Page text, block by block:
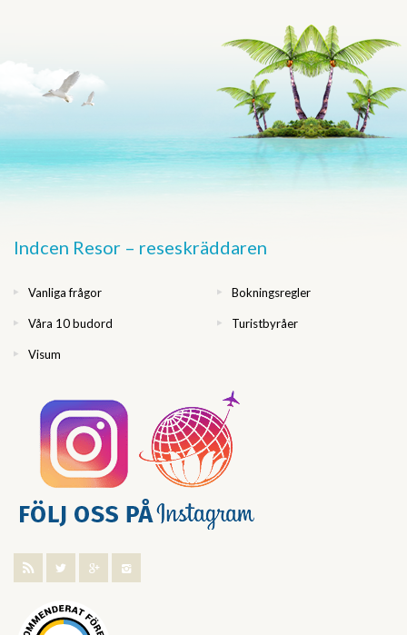
Indcen Resor – reseskräddaren
Vanliga frågor Bokningsregler
Våra 10 budord Turistbyråer
Visum